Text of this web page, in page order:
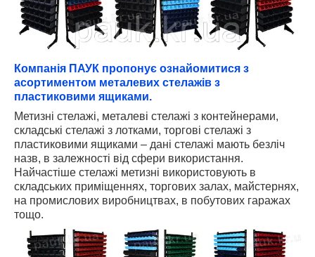
Компанія ПАУК пропонує ознайомитися з
асортиментом металевих стелажів з
пластиковими ящиками.
Метизні стелажі, металеві стелажі з контейнерами,
складські стелажі з лотками, торгові стелажі з
пластиковими ящиками – дані стелажі мають безліч
назв, в залежності від сфери використання.
Найчастіше стелажі метизні використовують в
складських приміщеннях, торгових залах, майстернях,
на промислових виробництвах, в побутових гаражах
тощо.